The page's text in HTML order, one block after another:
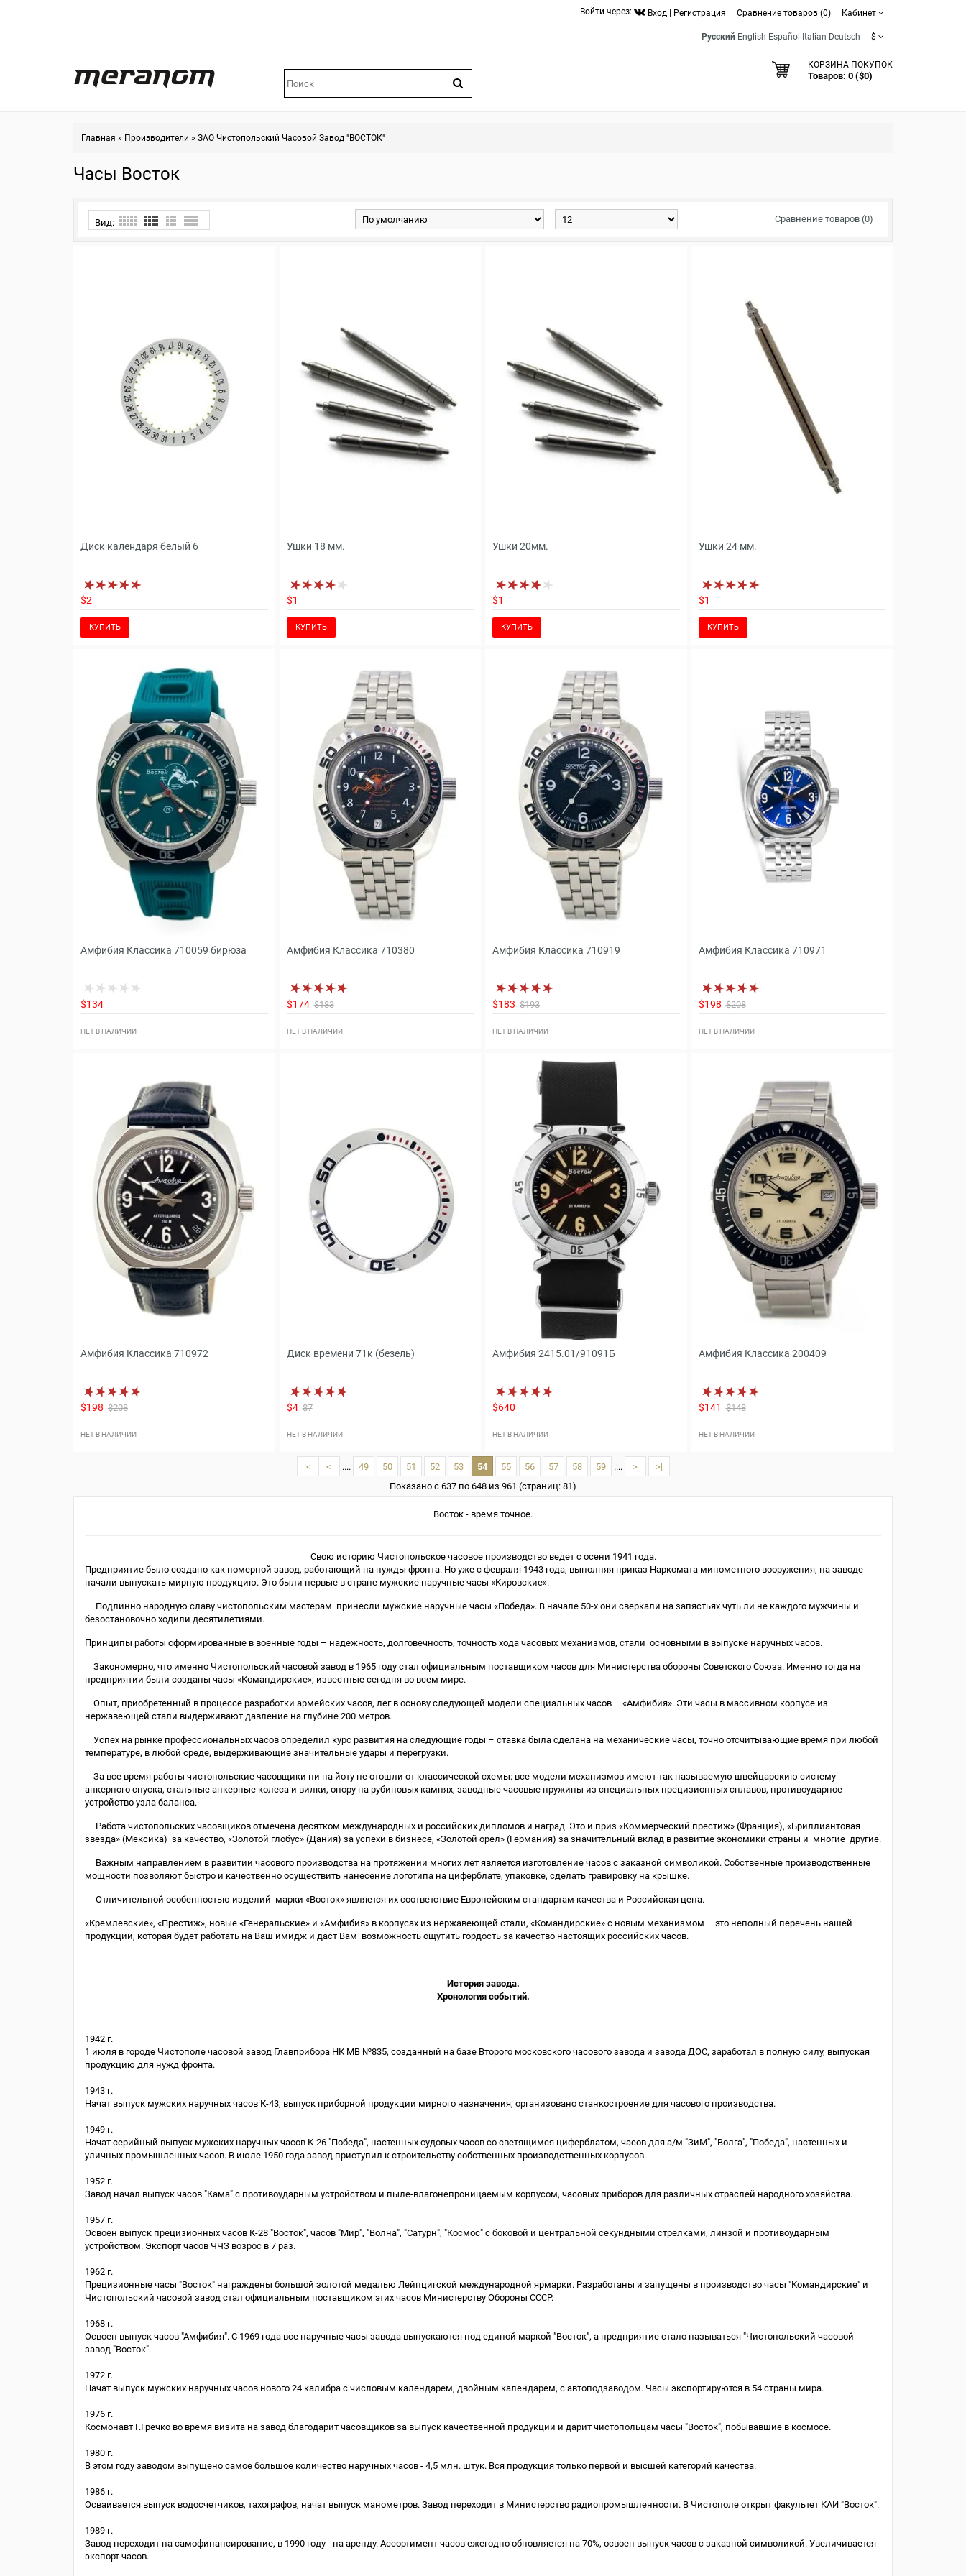
Войти через: Вход Регистрация Сравнение товаров (0) Кабинет
Русский English Español Italian Deutsch $
КОРЗИНА ПОКУПОК
Товаров: 0 ($0)
Главная » Производители » ЗАО Чистопольский Часовой Завод "ВОСТОК"
Часы Восток
Вид: Сравнение товаров (0)
Диск календаря белый 6
$2
КУПИТЬ
Ушки 18 мм.
$1
КУПИТЬ
Ушки 20мм.
$1
КУПИТЬ
Ушки 24 мм.
$1
КУПИТЬ
Амфибия Классика 710059 бирюза
$134
НЕТ В НАЛИЧИИ
Амфибия Классика 710380
$174 $183
НЕТ В НАЛИЧИИ
Амфибия Классика 710919
$183 $193
НЕТ В НАЛИЧИИ
Амфибия Классика 710971
$198 $208
НЕТ В НАЛИЧИИ
Амфибия Классика 710972
$198 $208
НЕТ В НАЛИЧИИ
Диск времени 71к (безель)
$4 $7
НЕТ В НАЛИЧИИ
Амфибия 2415.01/91091Б
$640
НЕТ В НАЛИЧИИ
Амфибия Классика 200409
$141 $148
НЕТ В НАЛИЧИИ
|< < .... 49 50 51 52 53 54 55 56 57 58 59 .... >
>|
Показано с 637 по 648 из 961 (страниц: 81)
Восток - время точное.
Свою историю Чистопольское часовое производство ведет с осени 1941 года.
Предприятие было создано как номерной завод, работающий на нужды фронта. Но уже с февраля 1943 года, выполняя приказ Наркомата минометного вооружения, на заводе
начали выпускать мирную продукцию. Это были первые в стране мужские наручные часы «Кировские».
Подлинно народную славу чистопольским мастерам принесли мужские наручные часы «Победа». В начале 50-х они сверкали на запястьях чуть ли не каждого мужчины и
безостановочно ходили десятилетиями.
Принципы работы сформированные в военные годы – надежность, долговечность, точность хода часовых механизмов, стали основными в выпуске наручных часов.
Закономерно, что именно Чистопольский часовой завод в 1965 году стал официальным поставщиком часов для Министерства обороны Советского Союза. Именно тогда на
предприятии были созданы часы «Командирские», известные сегодня во всем мире.
Опыт, приобретенный в процессе разработки армейских часов, лег в основу следующей модели специальных часов – «Амфибия». Эти часы в массивном корпусе из
нержавеющей стали выдерживают давление на глубине 200 метров.
Успех на рынке профессиональных часов определил курс развития на следующие годы – ставка была сделана на механические часы, точно отсчитывающие время при любой
температуре, в любой среде, выдерживающие значительные удары и перегрузки.
За все время работы чистопольские часовщики ни на йоту не отошли от классической схемы: все модели механизмов имеют так называемую швейцарскию систему
анкерного спуска, стальные анкерные колеса и вилки, опору на рубиновых камнях, заводные часовые пружины из специальных прецизионных сплавов, противоударное
устройство узла баланса.
Работа чистопольских часовщиков отмечена десятком международных и российских дипломов и наград. Это и приз «Коммерческий престиж» (Франция), «Бриллиантовая
звезда» (Мексика) за качество, «Золотой глобус» (Дания) за успехи в бизнесе, «Золотой орел» (Германия) за значительный вклад в развитие экономики страны и многие другие.
Важным направлением в развитии часового производства на протяжении многих лет является изготовление часов с заказной символикой. Собственные производственные
мощности позволяют быстро и качественно осуществить нанесение логотипа на циферблате, упаковке, сделать гравировку на крышке.
Отличительной особенностью изделий марки «Восток» является их соответствие Европейским стандартам качества и Российская цена.
«Кремлевские», «Престиж», новые «Генеральские» и «Амфибия» в корпусах из нержавеющей стали, «Командирские» с новым механизмом – это неполный перечень нашей
продукции, которая будет работать на Ваш имидж и даст Вам возможность ощутить гордость за качество настоящих российских часов.
История завода.
Хронология событий.
1942 г.
1 июля в городе Чистополе часовой завод Главприбора НК МВ №835, созданный на базе Второго московского часового завода и завода ДОС, заработал в полную силу, выпуская
продукцию для нужд фронта.
1943 г.
Начат выпуск мужских наручных часов К-43, выпуск приборной продукции мирного назначения, организовано станкостроение для часового производства.
1949 г.
Начат серийный выпуск мужских наручных часов К-26 "Победа", настенных судовых часов со светящимся циферблатом, часов для а/м "ЗиМ", "Волга", "Победа", настенных и
уличных промышленных часов. В июле 1950 года завод приступил к строительству собственных производственных корпусов.
1952 г.
Завод начал выпуск часов "Кама" с противоударным устройством и пыле-влагонепроницаемым корпусом, часовых приборов для различных отраслей народного хозяйства.
1957 г.
Освоен выпуск прецизионных часов К-28 "Восток", часов "Мир", "Волна", "Сатурн", "Космос" с боковой и центральной секундными стрелками, линзой и противоударным
устройством. Экспорт часов ЧЧЗ возрос в 7 раз.
1962 г.
Прецизионные часы "Восток" награждены большой золотой медалью Лейпцигской международной ярмарки. Разработаны и запущены в производство часы "Командирские" и
Чистопольский часовой завод стал официальным поставщиком этих часов Министерству Обороны СССР.
1968 г.
Освоен выпуск часов "Амфибия". С 1969 года все наручные часы завода выпускаются под единой маркой "Восток", а предприятие стало называться "Чистопольский часовой
завод "Восток".
1972 г.
Начат выпуск мужских наручных часов нового 24 калибра с числовым календарем, двойным календарем, с автоподзаводом. Часы экспортируются в 54 страны мира.
1976 г.
Космонавт Г.Гречко во время визита на завод благодарит часовщиков за выпуск качественной продукции и дарит чистопольцам часы "Восток", побывавшие в космосе.
1980 г.
В этом году заводом выпущено самое большое количество наручных часов - 4,5 млн. штук. Вся продукция только первой и высшей категорий качества.
1986 г.
Осваивается выпуск водосчетчиков, тахографов, начат выпуск манометров. Завод переходит в Министерство радиопромышленности. В Чистополе открыт факультет КАИ "Восток".
1989 г.
Завод переходит на самофинансирование, в 1990 году - на аренду. Ассортимент часов ежегодно обновляется на 70%, освоен выпуск часов с заказной символикой. Увеличивается
экспорт часов.